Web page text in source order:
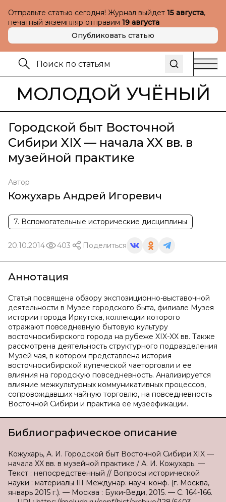
Отправьте статью сегодня! Журнал выйдет 15 августа,
печатный экземпляр отправим 19 августа
Опубликовать статью
МОЛОДОЙ УЧЁНЫЙ
Городской быт Восточной
Сибири XIX — начала XX вв. в
музейной практике
Автор
Кожухарь Андрей Игоревич
7. Вспомогательные исторические дисциплины
20.10.2014 403 Поделиться
Аннотация
Статья посвящена обзору экспозиционно-выставочной
деятельности в Музее городского быта, филиале Музея
истории города Иркутска, коллекции которого
отражают повседневную бытовую культуру
восточносибирского города на рубеже XIX-XX вв. Также
рассмотрена деятельность структурного подразделения
Музей чая, в котором представлена история
восточносибирской купеческой чаеторговли и ее
влияния на городскую повседневность. Анализируется
влияние межкультурных коммуникативных процессов,
сопровождавших чайную торговлю, на повседневность
Восточной Сибири и практика ее музеефикации.
Библиографическое описание
Кожухарь, А. И. Городской быт Восточной Сибири XIX —
начала XX вв. в музейной практике / А. И. Кожухарь. —
Текст : непосредственный // Вопросы исторической
науки : материалы III Междунар. науч. конф. (г. Москва,
январь 2015 г.). — Москва : Буки-Веди, 2015. — С. 164-166.